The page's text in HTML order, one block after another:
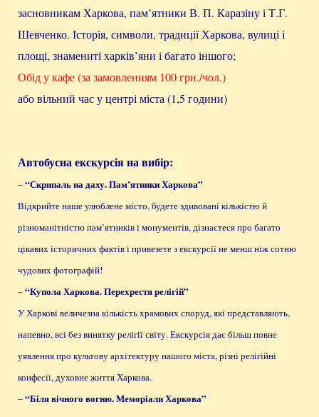
засновникам Харкова, пам’ятники В. П. Каразіну і Т.Г.
Шевченко. Історія, символи, традиції Харкова, вулиці і
площі, знамениті харків’яни і багато іншого;
Обід у кафе (за замовленням 100 грн./чол.)
або вільний час у центрі міста (1,5 години)
Автобусна екскурсія на вибір:
–“Скрипаль на даху. Пам’ятники Харкова”
Відкрийте наше улюблене місто, будете здивовані кількістю й
різноманітністю пам’ятників і монументів, дізнаєтеся про багато
цікавих історичних фактів і привезете з екскурсії не менш ніж сотню
чудових фотографій!
–“Купола Харкова. Перехрестя релігій”
У Харкові величезна кількість храмових споруд, які представляють,
напевно, всі без винятку релігії світу. Екскурсія дає більш повне
уявлення про культову архітектуру нашого міста, різні релігійні
конфесії, духовне життя Харкова.
–“Біля вічного вогню. Меморіали Харкова”